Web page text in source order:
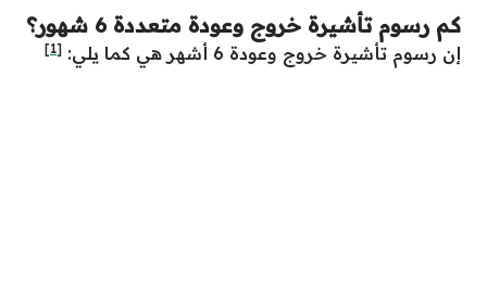
كم رسوم تأشيرة خروج وعودة متعددة 6 شهور؟
إن رسوم تأشيرة خروج وعودة 6 أشهر هي كما يلي: [1]